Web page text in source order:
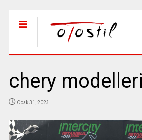
chery modelleri
Ocak 31, 2023